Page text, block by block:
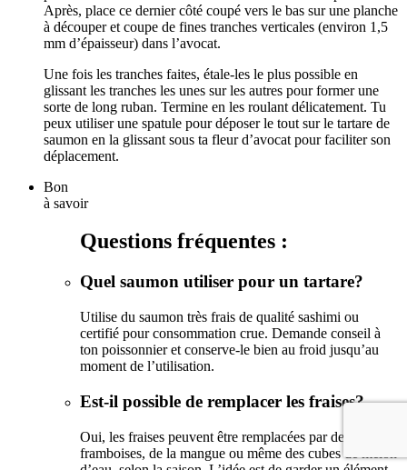
Après, place ce dernier côté coupé vers le bas sur une planche
à découper et coupe de fines tranches verticales (environ 1,5
mm d’épaisseur) dans l’avocat.
Une fois les tranches faites, étale-les le plus possible en
glissant les tranches les unes sur les autres pour former une
sorte de long ruban. Termine en les roulant délicatement. Tu
peux utiliser une spatule pour déposer le tout sur le tartare de
saumon en la glissant sous ta fleur d’avocat pour faciliter son
déplacement.
Bon
à savoir
Questions fréquentes :
Quel saumon utiliser pour un tartare?
Utilise du saumon très frais de qualité sashimi ou
certifié pour consommation crue. Demande conseil à
ton poissonnier et conserve-le bien au froid jusqu’au
moment de l’utilisation.
Est-il possible de remplacer les fraises?
Oui, les fraises peuvent être remplacées par des
framboises, de la mangue ou même des cubes de melon